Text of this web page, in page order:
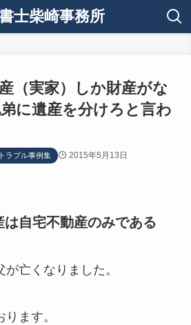
士柴崎事務所
（実家）しか財産がな
に遺産を分けろと言わ
ラブル事例集 2015年5月13日
自宅不動産のみである
亡くなりました。
ます。